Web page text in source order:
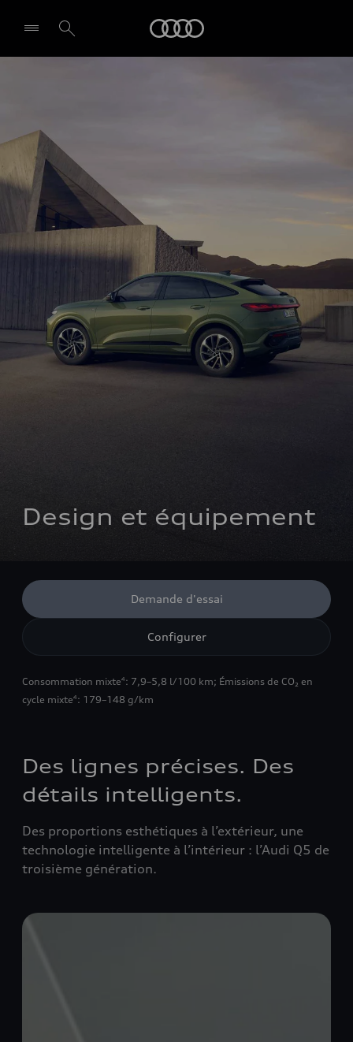
Design et équipement
Demande d'essai
Design et équipement
Demande d'essai
Configurer
Consommation mixte4 : 7,9–5,8 l/100 km; Émissions de CO₂ en
cycle mixte4 : 179–148 g/km
Des lignes précises. Des
détails intelligents.
Des proportions esthétiques à l’extérieur, une
technologie intelligente à l’intérieur : l’Audi Q5 de
troisième génération.